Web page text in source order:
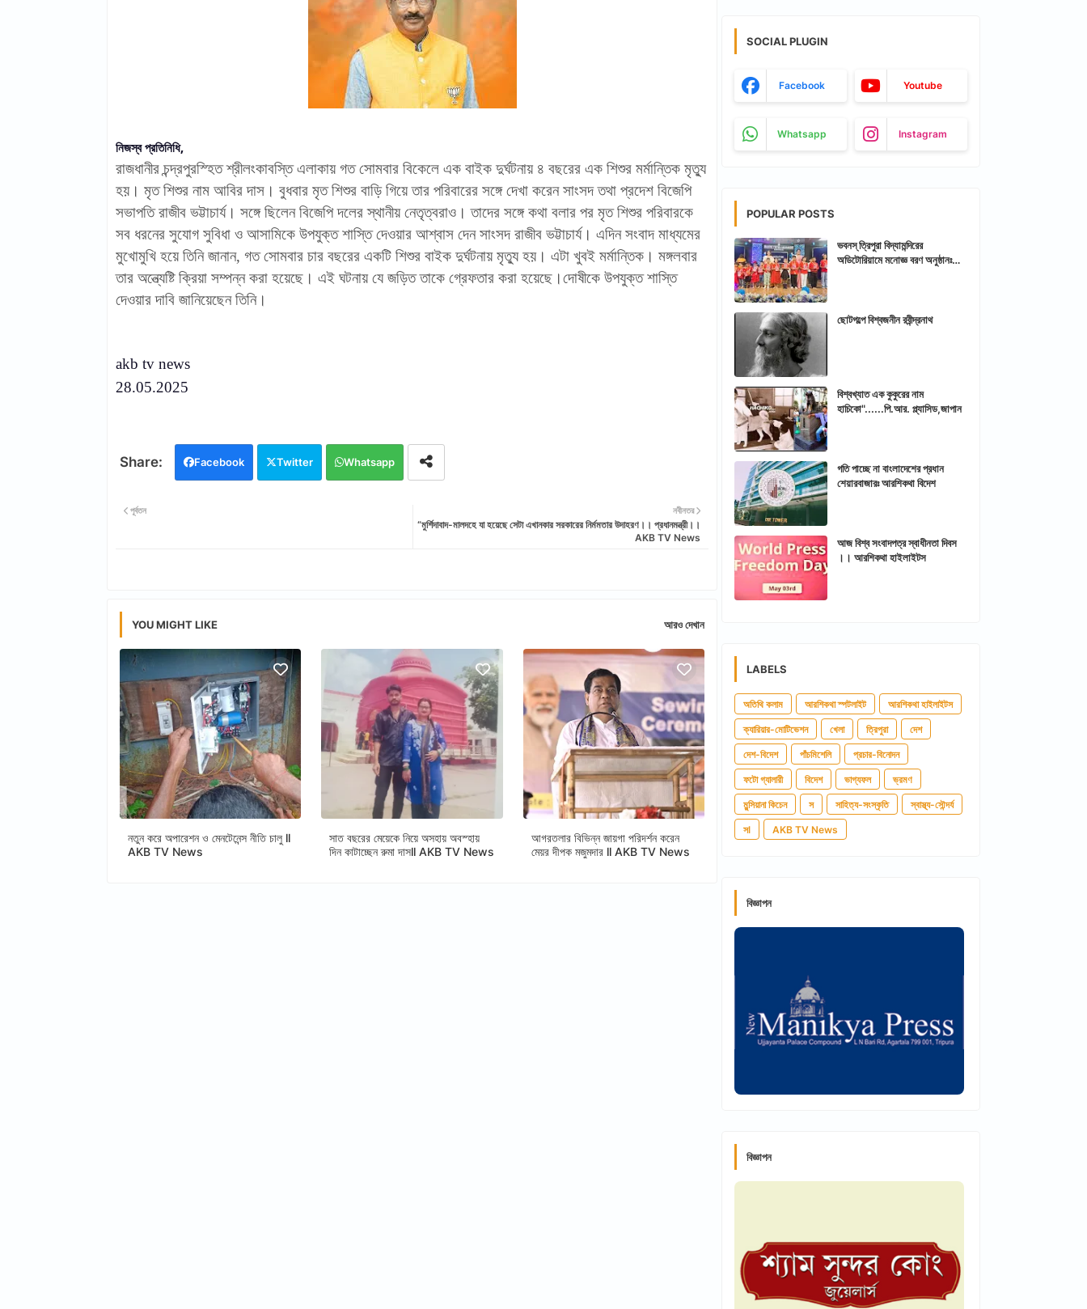
নিজস্ব প্রতিনিধি,
রাজধানীর চন্দ্রপুরস্হিত শ্রীলংকাবস্তি এলাকায় গত সোমবার বিকেলে এক বাইক দুর্ঘটনায় ৪ বছরের এক শিশুর মর্মান্তিক মৃত্যু
হয়। মৃত শিশুর নাম আবির দাস। বুধবার মৃত শিশুর বাড়ি গিয়ে তার পরিবারের সঙ্গে দেখা করেন সাংসদ তথা প্রদেশ বিজেপি
সভাপতি রাজীব ভট্টাচার্য। সঙ্গে ছিলেন বিজেপি দলের স্থানীয় নেতৃত্বরাও। তাদের সঙ্গে কথা বলার পর মৃত শিশুর পরিবারকে
সব ধরনের সুযোগ সুবিধা ও আসামিকে উপযুক্ত শাস্তি দেওয়ার আশ্বাস দেন সাংসদ রাজীব ভট্টাচার্য। এদিন সংবাদ মাধ্যমের
মুখোমুখি হয়ে তিনি জানান, গত সোমবার চার বছরের একটি শিশুর বাইক দুর্ঘটনায় মৃত্যু হয়। এটা খুবই মর্মান্তিক। মঙ্গলবার
তার অন্ত্যেষ্টি ক্রিয়া সম্পন্ন করা হয়েছে। এই ঘটনায় যে জড়িত তাকে গ্রেফতার করা হয়েছে।দোষীকে উপযুক্ত শাস্তি
দেওয়ার দাবি জানিয়েছেন তিনি।
akb tv news
28.05.2025
Facebook Twitter Whatsapp
নবীনতর
“মুর্শিদাবাদ-মালদহে যা হয়েছে সেটা এখানকার সরকারের নির্মমতার উদাহরণ।। প্রধানমন্ত্রী।।
AKB TV News
পূর্বতন
YOU MIGHT LIKE আরও দেখান
নতুন করে অপারেশন ও মেনটেনেন্স নীতি চালু ll
AKB TV News
সাত বছরের মেয়েকে নিয়ে অসহায় অবস্হায়
দিন কাটাচ্ছেন রুমা দাসll AKB TV News
আগরতলার বিভিন্ন জায়গা পরিদর্শন করেন
মেয়র দীপক মজুমদার ll AKB TV News
SOCIAL PLUGIN
Facebook Youtube
Whatsapp Instagram
POPULAR POSTS
ভবনস্ ত্রিপুরা বিদ্যামন্দিরের
অডিটোরিয়ামে মনোজ্ঞ বরণ অনুষ্ঠানঃ
ছোটগল্পে বিশ্বজনীন রবীন্দ্রনাথ
বিশ্বখ্যাত এক কুকুরের নাম
হাচিকো"......পি.আর. প্ল্যাসিড,জাপান
গতি পাচ্ছে না বাংলাদেশের প্রধান
শেয়ারবাজারঃ আরশিকথা বিদেশ
আজ বিশ্ব সংবাদপত্র স্বাধীনতা দিবস
।। আরশিকথা হাইলাইটস
LABELS
অতিথি কলাম আরশিকথা স্পটলাইট আরশিকথা হাইলাইটস
ক্যারিয়ার-মোটিভেশন খেলা ত্রিপুরা দেশ
দেশ-বিদেশ পাঁচমিশেলি প্রচার-বিনোদন
ফটো গ্যালারী বিদেশ ভাগ্যফল ভ্রমণ
মুন্সিয়ানা কিচেন স সাহিত্য-সংস্কৃতি স্বাস্থ্য-সৌন্দর্য
সl AKB TV News
বিজ্ঞাপন
বিজ্ঞাপন